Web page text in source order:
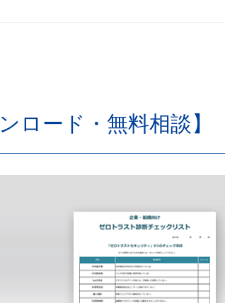
ロード・無料相談】